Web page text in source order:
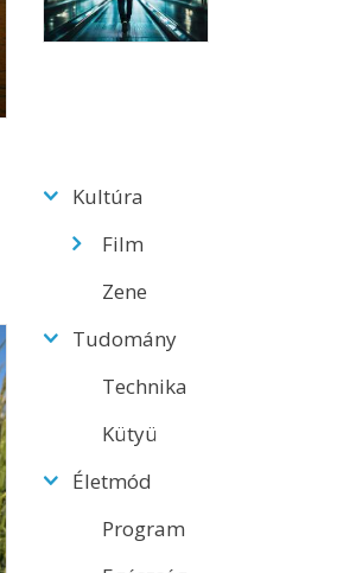
Kultúra
Film
Zene
Tudomány
Technika
Kütyü
Életmód
Program